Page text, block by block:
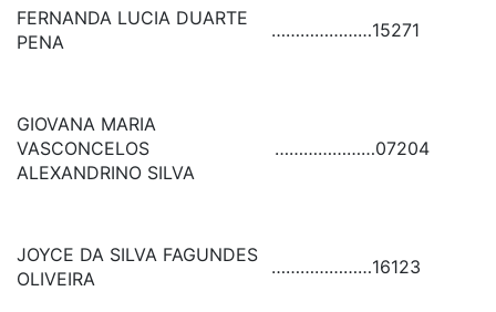
FERNANDA LUCIA DUARTE
PENA
…………………15271
GIOVANA MARIA
VASCONCELOS
ALEXANDRINO SILVA
…………………07204
JOYCE DA SILVA FAGUNDES
OLIVEIRA
…………………16123